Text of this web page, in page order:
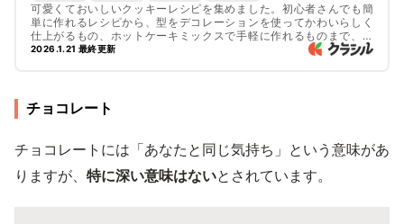
可愛くておいしいクッキーレシピを集めました。初心者さんでも簡
単に作れるレシピから、型をデコレーションを使ってかわいらしく
仕上がるもの、ホットケーキミックスで手軽に作れるものまで、た
くさんのレシピをご紹介しています。かわいらしいラッピングもご
2026.1.21 最終更新
チョコレート
チョコレートには「あなたと同じ気持ち」という意味があ
りますが、 特に深い意味はないとされています。